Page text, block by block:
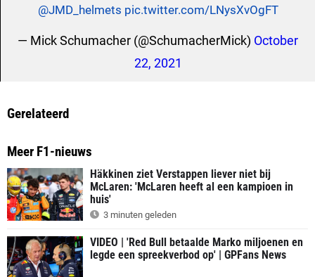
@JMD_helmets pic.twitter.com/LNysXvOgFT
— Mick Schumacher (@SchumacherMick) October
22, 2021
Gerelateerd
Meer F1-nieuws
Häkkinen ziet Verstappen liever niet bij
McLaren: 'McLaren heeft al een kampioen in
huis'
3 minuten geleden
VIDEO | 'Red Bull betaalde Marko miljoenen en
legde een spreekverbod op' | GPFans News